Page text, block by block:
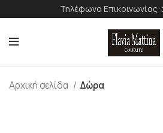
Τηλέφωνο Επικοινωνίας:
Αρχική σελίδα Δώρα